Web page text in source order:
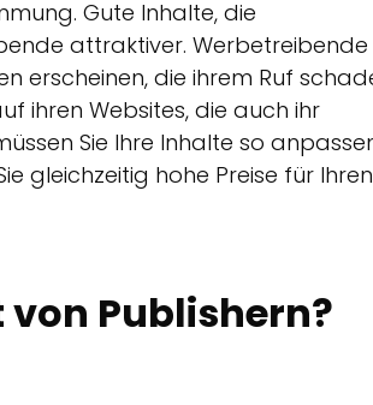
Gute Inhalte, die
attraktiver. Werbetreibende
erscheinen, die ihrem Ruf
ihren Websites, die auch ihr
Sie Ihre Inhalte so
gleichzeitig hohe Preise für Ihren
Publishern?